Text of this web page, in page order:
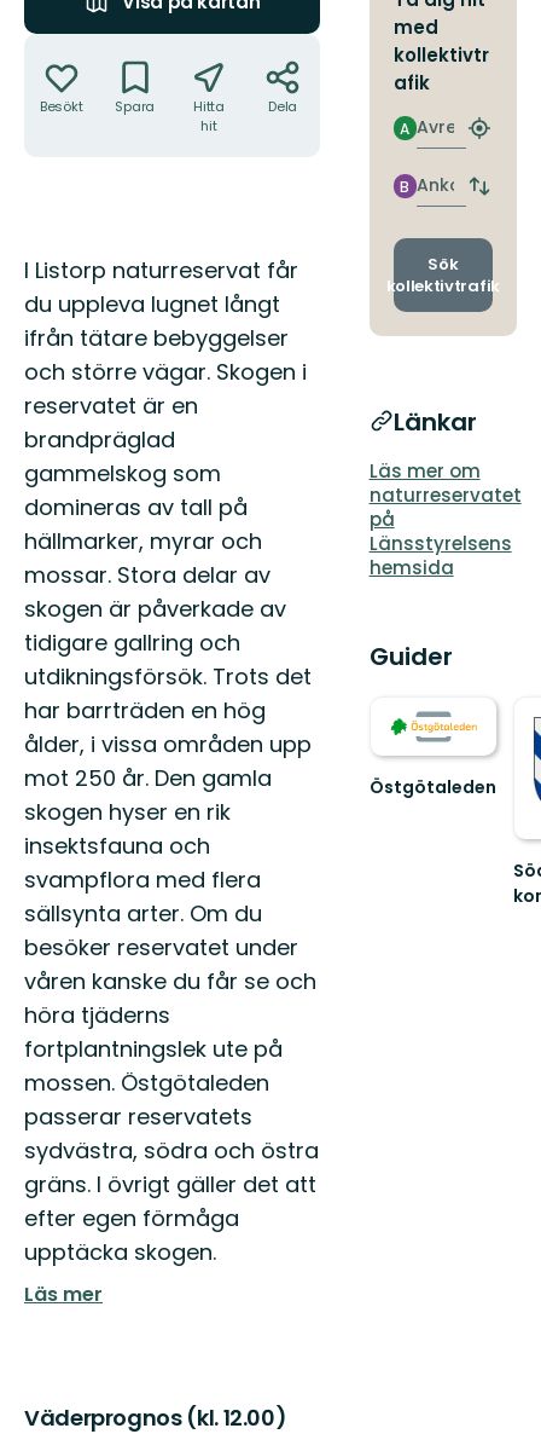
Besökt Spara
Hitta
hit
Dela
Beskrivning
I Listorp naturreservat får
du uppleva lugnet långt
ifrån tätare bebyggelser
och större vägar. Skogen i
reservatet är en
brandpräglad
gammelskog som
domineras av tall på
hällmarker, myrar och
mossar. Stora delar av
skogen är påverkade av
tidigare gallring och
utdikningsförsök. Trots det
har barrträden en hög
ålder, i vissa områden upp
mot 250 år. Den gamla
skogen hyser en rik
insektsfauna och
svampflora med flera
sällsynta arter. Om du
besöker reservatet under
våren kanske du får se och
höra tjäderns
fortplantningslek ute på
mossen. Östgötaleden
passerar reservatets
sydvästra, södra och östra
gräns. I övrigt gäller det att
efter egen förmåga
upptäcka skogen.
Läs mer
Väderprognos (kl. 12.00)
med
kollektivtr
afik
Avresa
A
Hitta
Ankomst
B
Byt
och
Sök
kollektivtrafik
Länkar
Läs mer om
naturreservatet
på
Länsstyrelsens
hemsida
Guider
Östgötaleden